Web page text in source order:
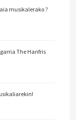
musikalerako ?
The Hanfris